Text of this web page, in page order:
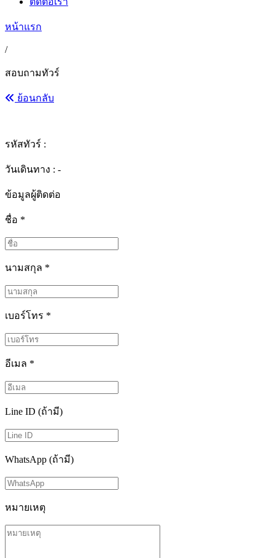
หน้าแรก
/
สอบถามทัวร์
ย้อนกลับ
รหัสทัวร์ :
วันเดินทาง : -
ข้อมูลผู้ติดต่อ
ชื่อ *
นามสกุล *
เบอร์โทร *
อีเมล *
Line ID (ถ้ามี)
WhatsApp (ถ้ามี)
หมายเหตุ